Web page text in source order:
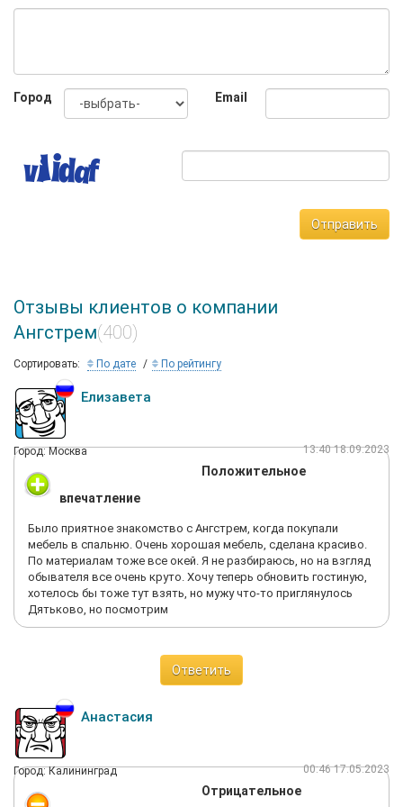
учебных заведений, также торговых центров и
Город Email
Отправить
Отзывы клиентов о компании
Ангстрем(400)
Сортировать: По дате По рейтингу
Елизавета
Город: Москва 13:40 18.09.2023
Положительное
впечатление
Было приятное знакомство с Ангстрем, когда покупали
мебель в спальню. Очень хорошая мебель, сделана красиво.
По материалам тоже все окей. Я не разбираюсь, но на взгляд
обывателя все очень круто. Хочу теперь обновить гостиную,
хотелось бы тоже тут взять, но мужу что-то приглянулось
Дятьково, но посмотрим
Ответить
Анастасия
Город: Калининград 00:46 17.05.2023
Отрицательное